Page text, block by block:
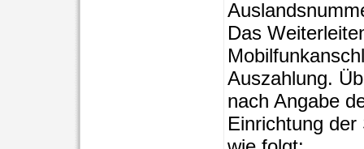
Das
Auszahlung.
nach Angabe
Einrichtung